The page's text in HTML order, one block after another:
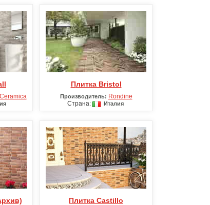
Плитка Bristol
Производитель: Rondine
Страна:
Италия
Плитка Castillo